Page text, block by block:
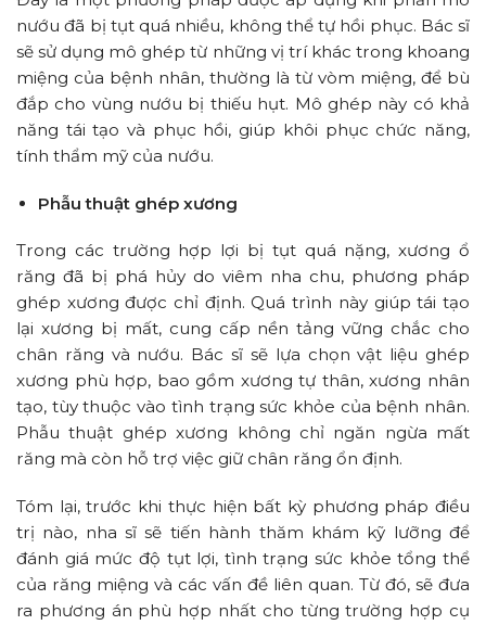
nướu đã bị tụt quá nhiều, không thể tự hồi phục. Bác sĩ
sẽ sử dụng mô ghép từ những vị trí khác trong khoang
miệng của bệnh nhân, thường là từ vòm miệng, để bù
đắp cho vùng nướu bị thiếu hụt. Mô ghép này có khả
năng tái tạo và phục hồi, giúp khôi phục chức năng,
tính thẩm mỹ của nướu.
Phẫu thuật ghép xương
Trong các trường hợp lợi bị tụt quá nặng, xương ổ
răng đã bị phá hủy do viêm nha chu, phương pháp
ghép xương được chỉ định. Quá trình này giúp tái tạo
lại xương bị mất, cung cấp nền tảng vững chắc cho
chân răng và nướu. Bác sĩ sẽ lựa chọn vật liệu ghép
xương phù hợp, bao gồm xương tự thân, xương nhân
tạo, tùy thuộc vào tình trạng sức khỏe của bệnh nhân.
Phẫu thuật ghép xương không chỉ ngăn ngừa mất
răng mà còn hỗ trợ việc giữ chân răng ổn định.
Tóm lại, trước khi thực hiện bất kỳ phương pháp điều
trị nào, nha sĩ sẽ tiến hành thăm khám kỹ lưỡng để
đánh giá mức độ tụt lợi, tình trạng sức khỏe tổng thể
của răng miệng và các vấn đề liên quan. Từ đó, sẽ đưa
ra phương án phù hợp nhất cho từng trường hợp cụ